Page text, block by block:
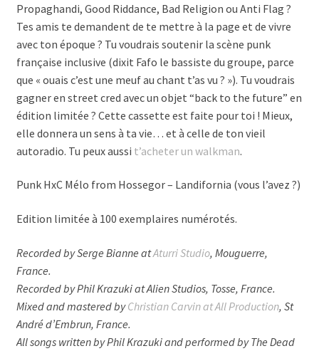
Propaghandi, Good Riddance, Bad Religion ou Anti Flag ?
Tes amis te demandent de te mettre à la page et de vivre
avec ton époque ? Tu voudrais soutenir la scène punk
française inclusive (dixit Fafo le bassiste du groupe, parce
que « ouais c’est une meuf au chant t’as vu ? »). Tu voudrais
gagner en street cred avec un objet “back to the future” en
édition limitée ? Cette cassette est faite pour toi ! Mieux,
elle donnera un sens à ta vie… et à celle de ton vieil
autoradio. Tu peux aussi t’acheter un walkman.
Punk HxC Mélo from Hossegor – Landifornia (vous l’avez ?)
Edition limitée à 100 exemplaires numérotés.
Recorded by Serge Bianne atAturri Studio, Mouguerre,
France.
Recorded by Phil Krazuki at Alien Studios, Tosse, France.
Mixed and mastered byChristian Carvin at All Production, St
André d’Embrun, France.
All songs written by Phil Krazuki and performed by The Dead